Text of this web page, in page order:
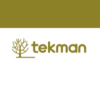
content